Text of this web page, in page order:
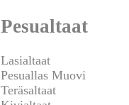
Pesualtaat
Lasialtaat
Pesuallas Muovi
Teräsaltaat